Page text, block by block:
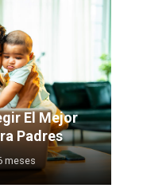
El Mejor
Padres
meses